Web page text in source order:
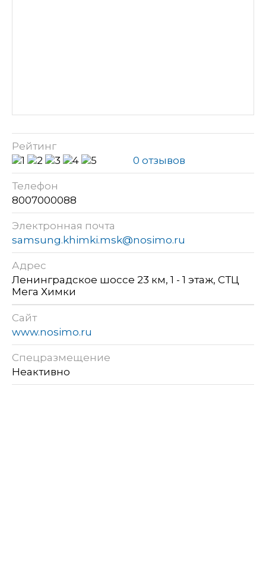
Рейтинг
0 отзывов
Телефон
8007000088
Электронная почта
samsung.khimki.msk@nosimo.ru
Адрес
Ленинградское шоссе 23 км, 1 - 1 этаж, СТЦ
Мега Химки
Сайт
www.nosimo.ru
Спецразмещение
Неактивно